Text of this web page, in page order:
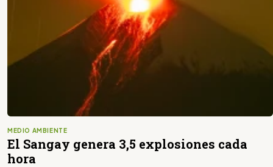
MEDIO AMBIENTE
El Sangay genera 3,5 explosiones cada
hora